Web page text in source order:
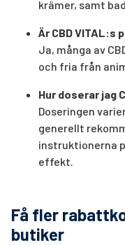
krämer, samt
Är CBD VITAL:s
Ja, många av
och fria från
Hur doserar jag
Doseringen
generellt
instruktionerna
effekt.
Få fler
butiker